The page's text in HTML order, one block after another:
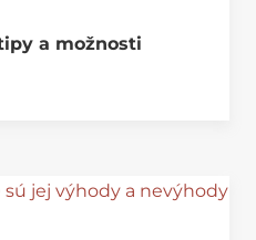
a možnosti